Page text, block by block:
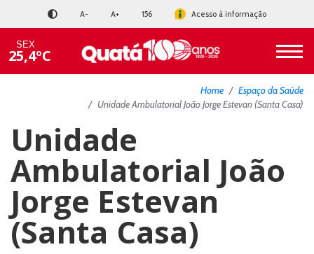
A- A+ 156 Acesso à informação
SEX
25,4ºC
Home
Espaço da Saúde
Unidade Ambulatorial João Jorge Estevan (Santa Casa)
Unidade
Ambulatorial João
Jorge Estevan
(Santa Casa)